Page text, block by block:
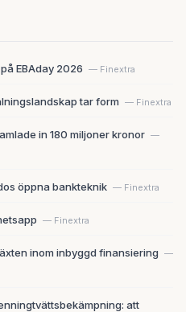
EBAday 2026 — Finextra
tar form — Finextra
in 180 miljoner kronor —
öppna bankteknik — Finextra
— Finextra
inom inbyggd finansiering —
att